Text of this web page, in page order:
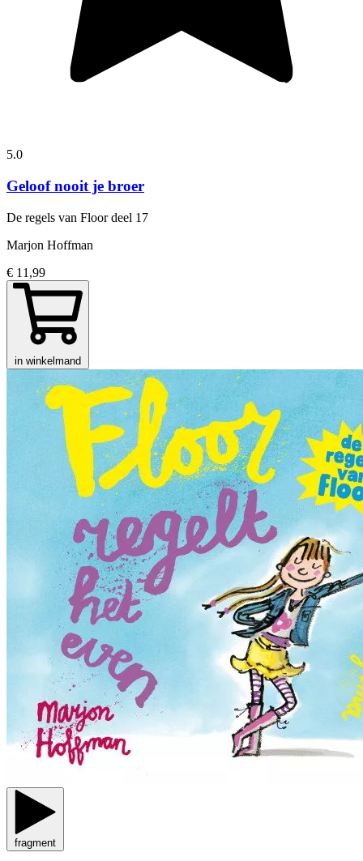
5.0
Geloof nooit je broer
De regels van Floordeel 17
Marjon Hoffman
€ 11,99
in winkelmand
fragment